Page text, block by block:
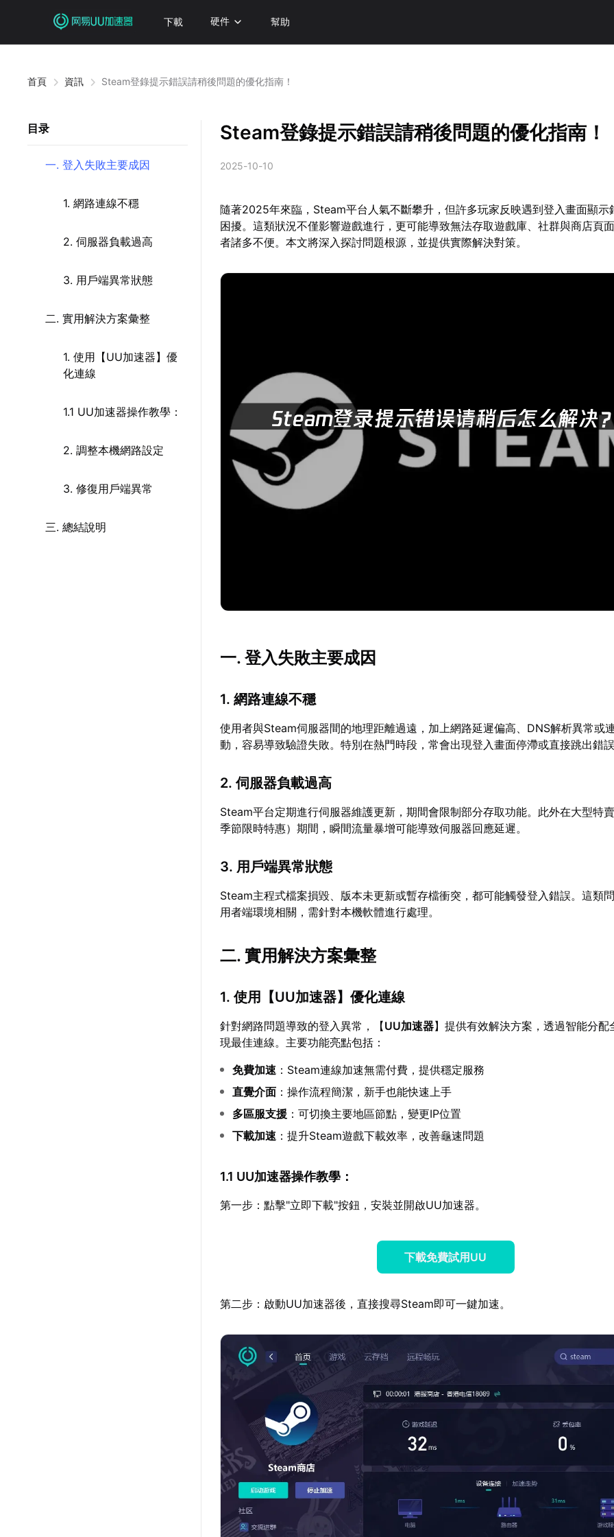
下載 硬件 幫助
首頁 資訊 Steam登錄提示錯誤請稍後問題的優化指南！
目录
一. 登入失敗主要成因
1. 網路連線不穩
2. 伺服器負載過高
3. 用戶端異常狀態
二. 實用解決方案彙整
1. 使用【UU加速器】優
化連線
1.1 UU加速器操作教學：
2. 調整本機網路設定
3. 修復用戶端異常
三. 總結說明
Steam登錄提示錯誤請稍後問題的優化指南！
2025-10-10
隨著2025年來臨，Steam平台人氣不斷攀升，但許多玩家反映遇到登入畫面顯示
困擾。這類狀況不僅影響遊戲進行，更可能導致無法存取遊戲庫、社群與商店頁
者諸多不便。本文將深入探討問題根源，並提供實際解決對策。
一. 登入失敗主要成因
1. 網路連線不穩
使用者與Steam伺服器間的地理距離過遠，加上網路延遲偏高、DNS解析異常或
動，容易導致驗證失敗。特別在熱門時段，常會出現登入畫面停滯或直接跳出錯誤
2. 伺服器負載過高
Steam平台定期進行伺服器維護更新，期間會限制部分存取功能。此外在大型特
季節限時特惠）期間，瞬間流量暴增可能導致伺服器回應延遲。
3. 用戶端異常狀態
Steam主程式檔案損毀、版本未更新或暫存檔衝突，都可能觸發登入錯誤。這類
用者端環境相關，需針對本機軟體進行處理。
二. 實用解決方案彙整
1. 使用【UU加速器】優化連線
針對網路問題導致的登入異常，【UU加速器】提供有效解決方案，透過智能分配
現最佳連線。主要功能亮點包括：
免費加速 ：Steam連線加速無需付費，提供穩定服務
直覺介面 ：操作流程簡潔，新手也能快速上手
多區服支援 ：可切換主要地區節點，變更IP位置
下載加速 ：提升Steam遊戲下載效率，改善龜速問題
1.1 UU加速器操作教學：
第一步：點擊"立即下載"按鈕，安裝並開啟UU加速器。
下載免費試用UU
第二步：啟動UU加速器後，直接搜尋Steam即可一鍵加速。